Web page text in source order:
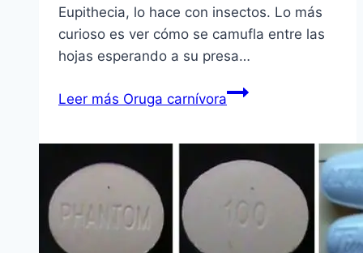
Eupithecia, lo hace con insectos. Lo más
curioso es ver cómo se camufla entre las
hojas esperando a su presa…
Leer más Oruga carní­vora